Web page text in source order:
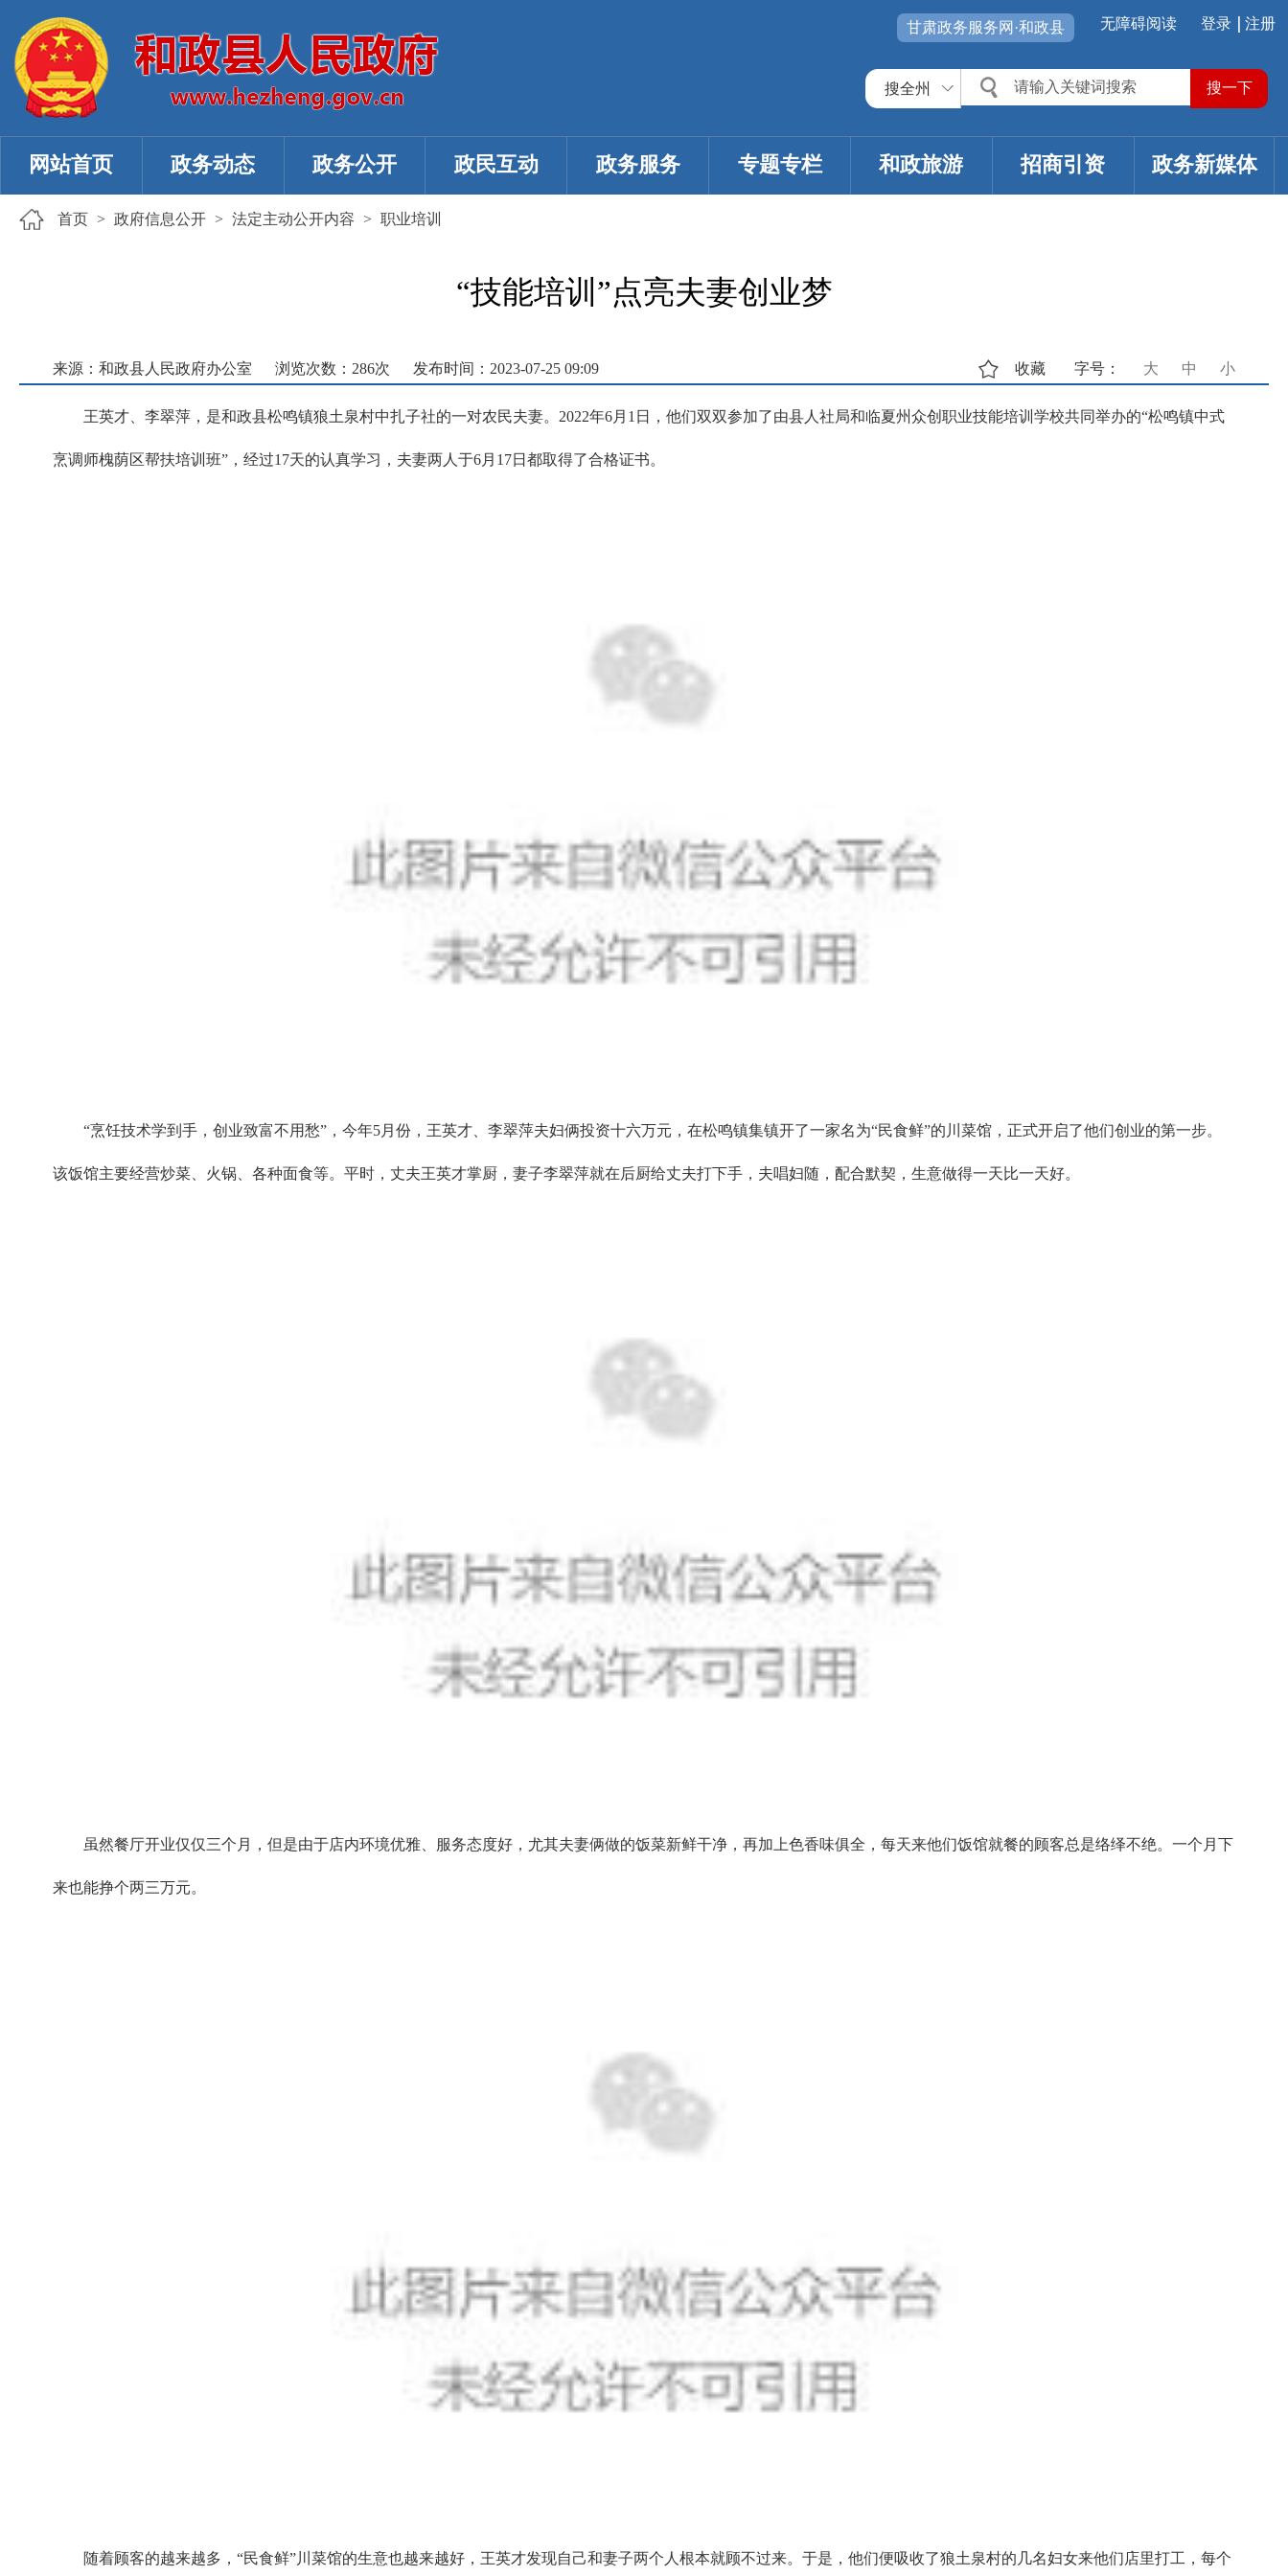
登录 注册
无障碍阅读
甘肃政务服务网·和政县
搜全州
网站首页 政务动态 政务公开 政民互动 政务服务 专题专栏 和政旅游 招商引资 政务新媒体
首页 > 政府信息公开 > 法定主动公开内容 > 职业培训
“技能培训”点亮夫妻创业梦
来源：和政县人民政府办公室 浏览次数： 286次 发布时间：2023-07-25 09:09 字号： 大 中 小
收藏
王英才、李翠萍，是和政县松鸣镇狼土泉村中扎子社的一对农民夫妻。2022年6月1日，他们双双参加了由县人社局和临夏州众创职业技能培训学校共同举办的“松鸣镇中式
烹调师槐荫区帮扶培训班”，经过17天的认真学习，夫妻两人于6月17日都取得了合格证书。
“烹饪技术学到手，创业致富不用愁”，今年5月份，王英才、李翠萍夫妇俩投资十六万元，在松鸣镇集镇开了一家名为“民食鲜”的川菜馆，正式开启了他们创业的第一步。
该饭馆主要经营炒菜、火锅、各种面食等。平时，丈夫王英才掌厨，妻子李翠萍就在后厨给丈夫打下手，夫唱妇随，配合默契，生意做得一天比一天好。
虽然餐厅开业仅仅三个月，但是由于店内环境优雅、服务态度好，尤其夫妻俩做的饭菜新鲜干净，再加上色香味俱全，每天来他们饭馆就餐的顾客总是络绎不绝。一个月下
来也能挣个两三万元。
随着顾客的越来越多，“民食鲜”川菜馆的生意也越来越好，王英才发现自己和妻子两个人根本就顾不过来。于是，他们便吸收了狼土泉村的几名妇女来他们店里打工，每个